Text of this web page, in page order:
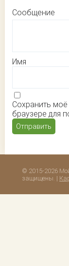
Сообщение
Имя
Сохранить моё
браузере для
© 2015-2026
защищены. |